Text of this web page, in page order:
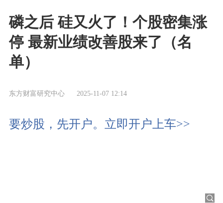
磷之后 硅又火了！个股密集涨
停 最新业绩改善股来了（名
单）
东方财富研究中心 2025-11-07 12:14
要炒股，先开户。立即开户上车>>